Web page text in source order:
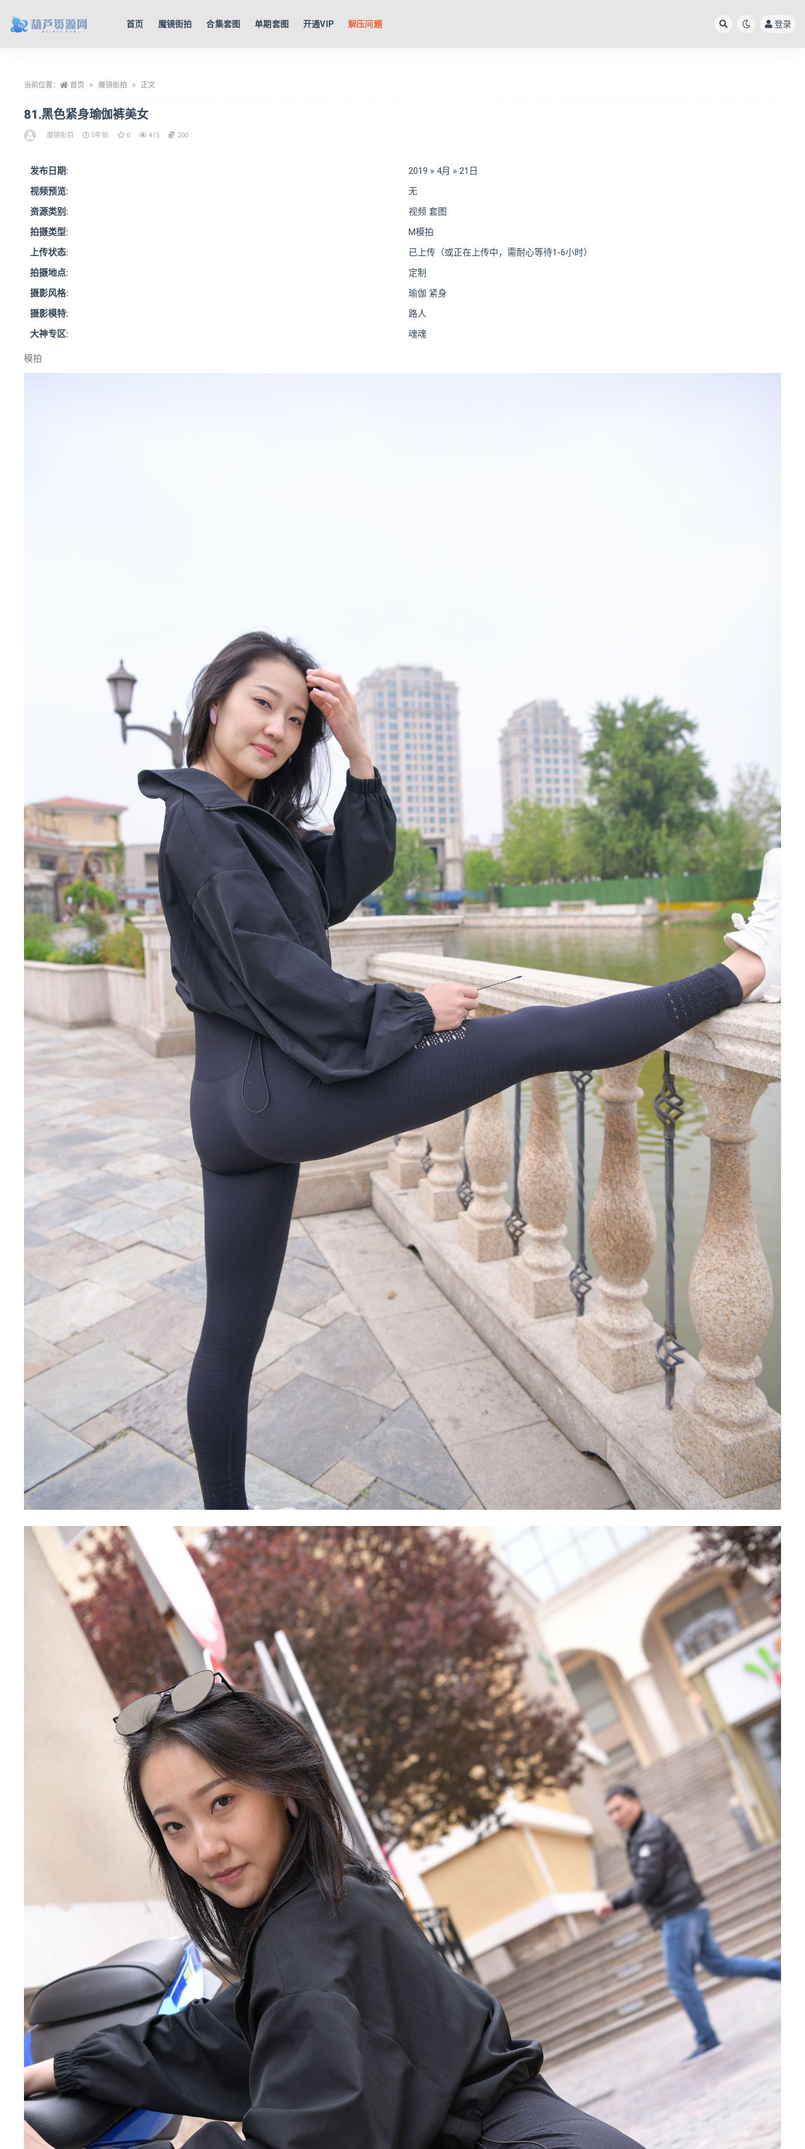
首页 魔镜街拍 合集套图 单期套图 开通VIP 解压问题 登录
当前位置： 首页 魔镜街拍 正文
81.黑色紧身瑜伽裤美女
魔镜街拍 5年前 0 415 200
模拍
发布日期:
2019 » 4月 » 21日
视频预览:
无
资源类别:
视频 套图
拍摄类型:
M模拍
上传状态:
已上传（或正在上传中，需耐心等待1-6小时）
拍摄地点:
定制
摄影风格:
瑜伽 紧身
摄影模特:
路人
大神专区:
魂魂
全部